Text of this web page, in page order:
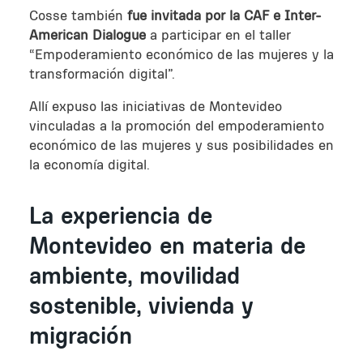
Cosse también fue invitada por la CAF e Inter-
American Dialogue a participar en el taller
“Empoderamiento económico de las mujeres y la
transformación digital”.
Allí expuso las iniciativas de Montevideo
vinculadas a la promoción del empoderamiento
económico de las mujeres y sus posibilidades en
la economía digital.
La experiencia de
Montevideo en materia de
ambiente, movilidad
sostenible, vivienda y
migración